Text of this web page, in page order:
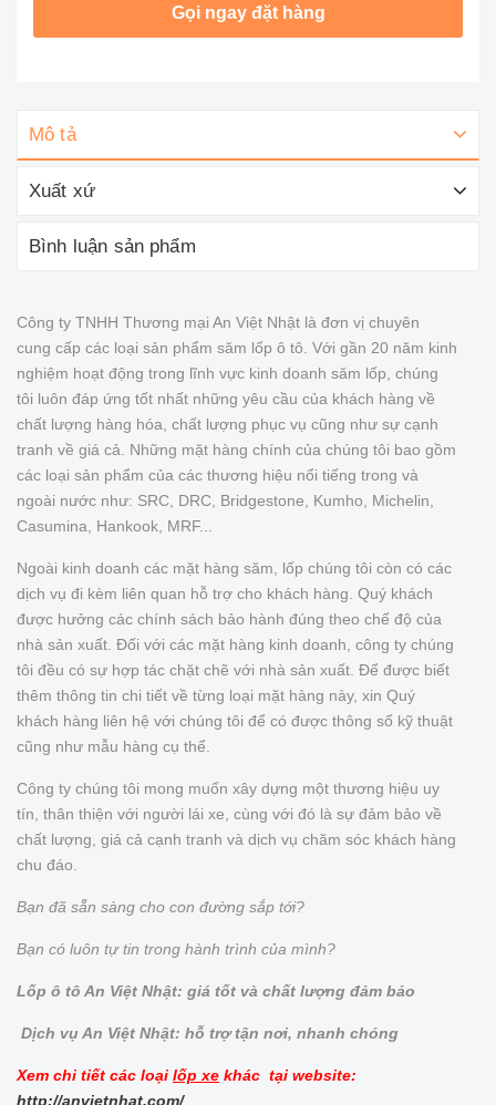
Gọi ngay đặt hàng
Mô tả
Xuất xứ
Bình luận sản phẩm
Công ty TNHH Thương mại An Việt Nhật là đơn vị chuyên
cung cấp các loại sản phẩm săm lốp ô tô. Với gần 20 năm kinh
nghiệm hoạt động trong lĩnh vực kinh doanh săm lốp, chúng
tôi luôn đáp ứng tốt nhất những yêu cầu của khách hàng về
chất lượng hàng hóa, chất lượng phục vụ cũng như sự cạnh
tranh về giá cả. Những mặt hàng chính của chúng tôi bao gồm
các loại sản phẩm của các thương hiệu nổi tiếng trong và
ngoài nước như: SRC, DRC, Bridgestone, Kumho, Michelin,
Casumina, Hankook, MRF...
Ngoài kinh doanh các mặt hàng săm, lốp chúng tôi còn có các
dịch vụ đi kèm liên quan hỗ trợ cho khách hàng. Quý khách
được hưởng các chính sách bảo hành đúng theo chế độ của
nhà sản xuất. Đối với các mặt hàng kinh doanh, công ty chúng
tôi đều có sự hợp tác chặt chẽ với nhà sản xuất. Để được biết
thêm thông tin chi tiết về từng loại mặt hàng này, xin Quý
khách hàng liên hệ với chúng tôi để có được thông số kỹ thuật
cũng như mẫu hàng cụ thể.
Công ty chúng tôi mong muốn xây dựng một thương hiệu uy
tín, thân thiện với người lái xe, cùng với đó là sự đảm bảo về
chất lượng, giá cả cạnh tranh và dịch vụ chăm sóc khách hàng
chu đáo.
Bạn đã sẵn sàng cho con đường sắp tới?
Bạn có luôn tự tin trong hành trình của mình?
Lốp ô tô An Việt Nhật: giá tốt và chất lượng đảm bảo
Dịch vụ An Việt Nhật: hỗ trợ tận nơi, nhanh chóng
Xem chi tiết các loại lốp xe khác tại website:
http://anvietnhat.com/